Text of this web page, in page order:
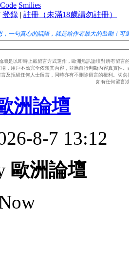
Code Smilies
登錄 | 註冊（未滿18歲請勿註冊）
，一句真心的話語，就是給作者最大的鼓勵！可
壇是以即時上載留言方式運作，歐洲魚訊論壇對所有留
，用戶不應完全依賴其內容，並應自行判斷內容真實性
及拒絕任何人士留言，同時亦有不刪除留言的權利。切
如有任何留言
洲論壇
8-7 13:12
歐洲論壇